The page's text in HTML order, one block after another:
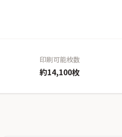
印刷可能枚数
約14,100枚